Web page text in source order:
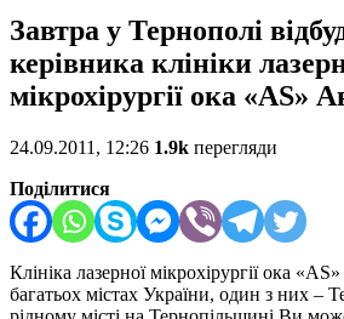
Завтра у Тернополі
керівника клініки
мікрохірургії ока «АS»
24.09.2011, 12:26 1.9k перегляди
Поділитися
Клініка лазерної мікрохірургії ока «АS»
багатьох містах України, один з них –